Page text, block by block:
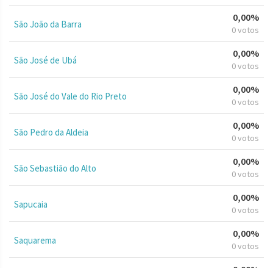
São João da Barra
0,00%
0 votos
São José de Ubá
0,00%
0 votos
São José do Vale do Rio Preto
0,00%
0 votos
São Pedro da Aldeia
0,00%
0 votos
São Sebastião do Alto
0,00%
0 votos
Sapucaia
0,00%
0 votos
Saquarema
0,00%
0 votos